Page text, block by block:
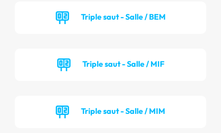
Triple saut - Salle / BEM
Triple saut - Salle / MIF
Triple saut - Salle / MIM